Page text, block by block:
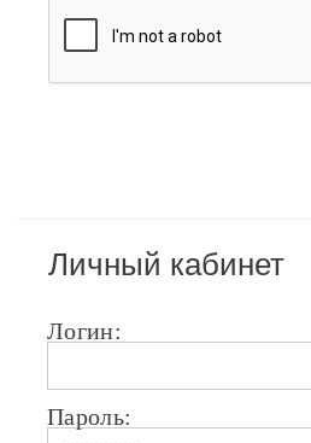
Личный кабинет
Логин:
Пароль: